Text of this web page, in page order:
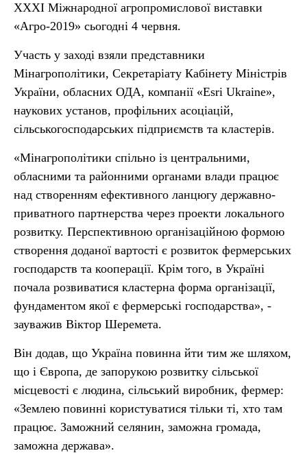
XXXI Міжнародної агропромислової виставки
«Агро-2019» сьогодні 4 червня.
Участь у заході взяли представники
Мінагрополітики, Секретаріату Кабінету Міністрів
України, обласних ОДА, компанії «Esri Ukraine»,
наукових установ, профільних асоціацій,
сільськогосподарських підприємств та кластерів.
«Мінагрополітики спільно із центральними,
обласними та районними органами влади працює
над створенням ефективного ланцюгу державно-
приватного партнерства через проекти локального
розвитку. Перспективною організаційною формою
створення доданої вартості є розвиток фермерських
господарств та кооперації. Крім того, в Україні
почала розвиватися кластерна форма організації,
фундаментом якої є фермерські господарства», -
зауважив Віктор Шеремета.
Він додав, що Україна повинна йти тим же шляхом,
що і Європа, де запорукою розвитку сільської
місцевості є людина, сільський виробник, фермер:
«Землею повинні користуватися тільки ті, хто там
працює. Заможний селянин, заможна громада,
заможна держава».